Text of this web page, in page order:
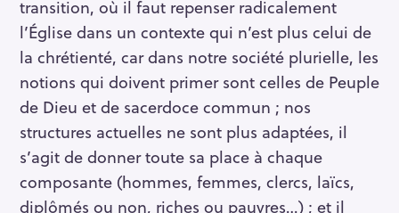
transition, où il faut repenser radicalement
l’Église dans un contexte qui n’est plus celui de
la chrétienté, car dans notre société plurielle, les
notions qui doivent primer sont celles de Peuple
de Dieu et de sacerdoce commun ; nos
structures actuelles ne sont plus adaptées, il
s’agit de donner toute sa place à chaque
composante (hommes, femmes, clercs, laïcs,
diplômés ou non, riches ou pauvres…) ; et il